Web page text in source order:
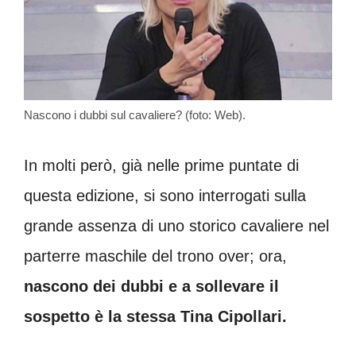
Nascono i dubbi sul cavaliere? (foto: Web).
In molti però, già nelle prime puntate di
questa edizione, si sono interrogati sulla
grande assenza di uno storico cavaliere nel
parterre maschile del trono over; ora,
nascono dei dubbi e a sollevare il
sospetto è la stessa Tina Cipollari.